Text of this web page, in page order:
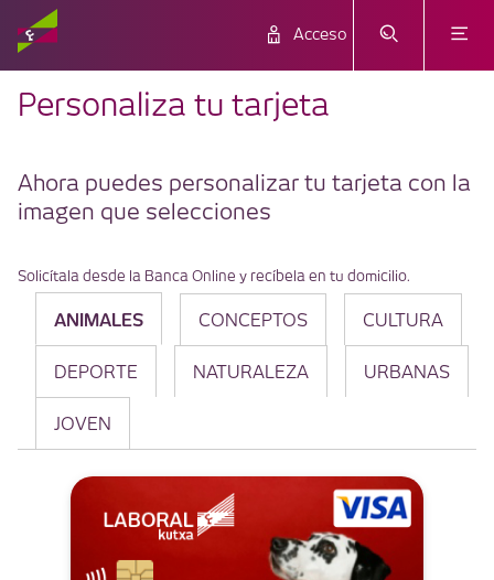
Acceso
Personaliza tu tarjeta
Ahora puedes personalizar tu tarjeta con la
imagen que selecciones
Solicítala desde la Banca Online y recíbela en tu domicilio.
ANIMALES CONCEPTOS CULTURA
DEPORTE NATURALEZA URBANAS
JOVEN